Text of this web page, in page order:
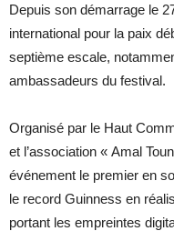
Depuis son démarrage le
international pour la paix
septième escale,
ambassadeurs du festival.
Organisé par le Haut
et l’association « Amal
événement le premier en
le record Guinness en
portant les empreintes